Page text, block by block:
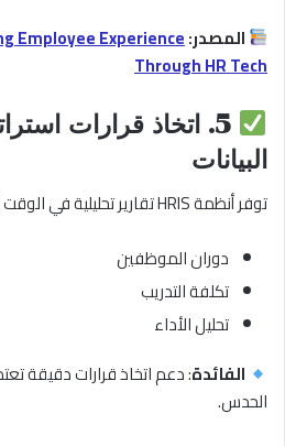
المصدر:Employee Experience
Through HR Tech
5.
اتخاذ قرارات
البيانات
توفر أنظمة HRIS تقارير تحليلية في الوقت الفعلي تشمل:
دوران الموظفين
تكلفة التدريب
تحليل الأداء
الفائدة: دعم اتخاذ قرارات دقيقة
الحدس.